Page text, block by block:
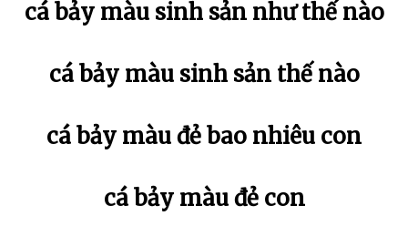
cá bảy màu sinh sản như thế nào
cá bảy màu sinh sản thế nào
cá bảy màu đẻ bao nhiêu con
cá bảy màu đẻ con